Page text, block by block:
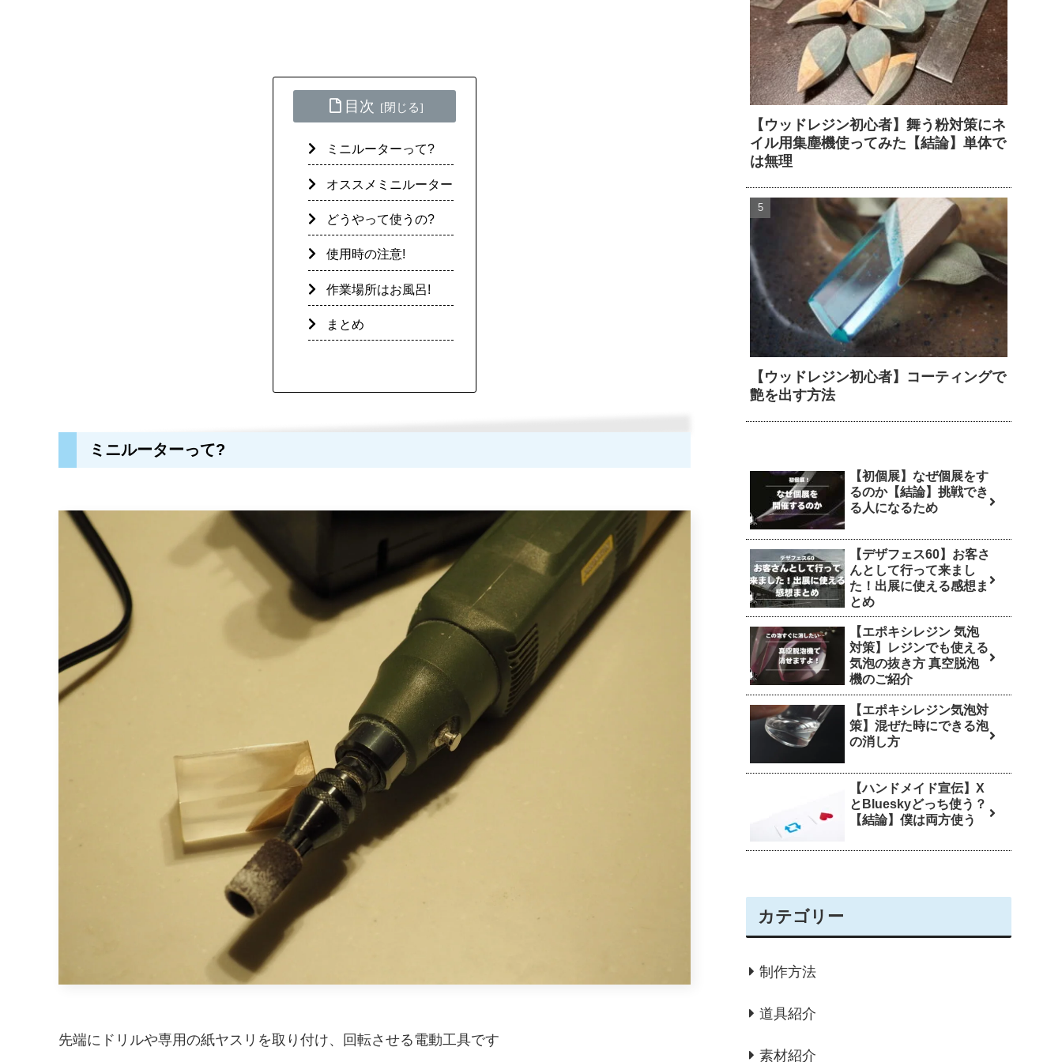
目次
ミニルーターって?
オススメミニルーター
どうやって使うの?
使用時の注意!
作業場所はお風呂!
まとめ
ミニルーターって?
先端にドリルや専用の紙ヤスリを取り付け、回転させる電動工具です
【ウッドレジン初心者】舞う粉対策にネ
イル用集塵機使ってみた【結論】単体で
は無理
【ウッドレジン初心者】コーティングで
艶を出す方法
【初個展】なぜ個展をす
るのか【結論】挑戦でき
る人になるため
【デザフェス60】お客さ
んとして行って来まし
た！出展に使える感想ま
とめ
【エポキシレジン 気泡
対策】レジンでも使える
気泡の抜き方 真空脱泡
機のご紹介
【エポキシレジン気泡対
策】混ぜた時にできる泡
の消し方
【ハンドメイド宣伝】X
とBlueskyどっち使う？
【結論】僕は両方使う
カテゴリー
制作方法
道具紹介
素材紹介